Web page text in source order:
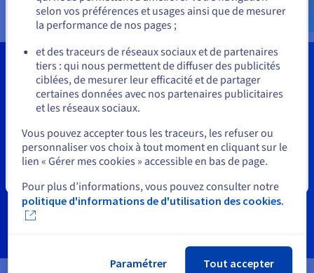
Certifications OVHcloud
Nos programmes de certification, destinés aux
votre expertise et de valider vos compétences sur les
technologies OVHcloud. Renforcez votre positionnement
et valorisez votre offre dans l’écosystème cloud.
En savoir plus
ou
Rester sur le site actuel
Sélectionner un autre site web
selon vos préférences et usages ainsi que de mesurer
la performance de nos pages ;
et des traceurs de réseaux sociaux et de partenaires
tiers : qui nous permettent de diffuser des publicités
ciblées, de mesurer leur efficacité et de partager
certaines données avec nos partenaires publicitaires
et les réseaux sociaux.
Vous pouvez accepter tous les traceurs, les refuser ou
personnaliser vos choix à tout moment en cliquant sur le
lien « Gérer mes cookies » accessible en bas de page.
Pour plus d’informations, vous pouvez consulter notre
politique d'informations de d'utilisation des cookies.
Paramétrer Tout accepter